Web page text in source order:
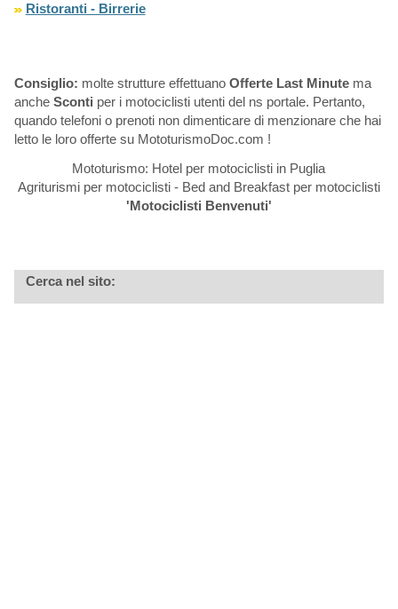
Ristoranti - Birrerie
Consiglio: molte strutture effettuano Offerte Last Minutema
anche Sconti per i motociclisti utenti del ns portale. Pertanto,
quando telefoni o prenoti non dimenticare di menzionare che hai
letto le loro offerte su MototurismoDoc.com !
Mototurismo: Hotel per motociclisti in Puglia
Agriturismi per motociclisti - Bed and Breakfast per motociclisti
'Motociclisti Benvenuti'
Cerca nel sito: